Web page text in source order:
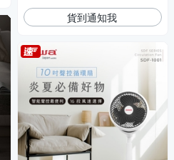
貨到通知我